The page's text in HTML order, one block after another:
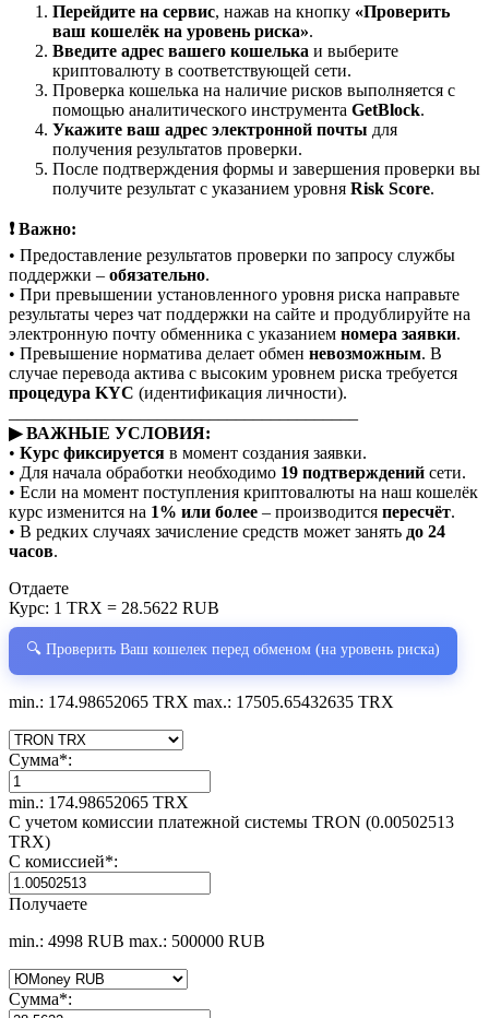
Перейдите на сервис, нажав на кнопку «Проверить
ваш кошелёк на уровень риска».
Введите адрес вашего кошелька и выберите
криптовалюту в соответствующей сети.
Проверка кошелька на наличие рисков выполняется с
помощью аналитического инструмента GetBlock.
Укажите ваш адрес электронной почты для
получения результатов проверки.
После подтверждения формы и завершения проверки вы
получите результат с указанием уровня Risk Score.
❗ Важно:
• Предоставление результатов проверки по запросу службы
поддержки – обязательно.
• При превышении установленного уровня риска направьте
результаты через чат поддержки на сайте и продублируйте на
электронную почту обменника с указанием номера заявки.
• Превышение норматива делает обмен невозможным. В
случае перевода актива с высоким уровнем риска требуется
процедура KYC (идентификация личности).
▶ ВАЖНЫЕ УСЛОВИЯ:
• Курс фиксируется в момент создания заявки.
• Для начала обработки необходимо 19 подтверждений сети.
• Если на момент поступления криптовалюты на наш кошелёк
курс изменится на 1% или более – производится пересчёт.
• В редких случаях зачисление средств может занять до 24
часов.
Отдаете
Курс: 1 TRX = 28.5622 RUB
🔍 Проверить Ваш кошелек перед обменом (на уровень риска)
min.: 174.98652065 TRX max.: 17505.65432635 TRX
Сумма*:
min.: 174.98652065 TRX
С учетом комиссии платежной системы TRON (0.00502513
TRX)
С комиссией*:
Получаете
min.: 4998 RUB max.: 500000 RUB
Сумма*: